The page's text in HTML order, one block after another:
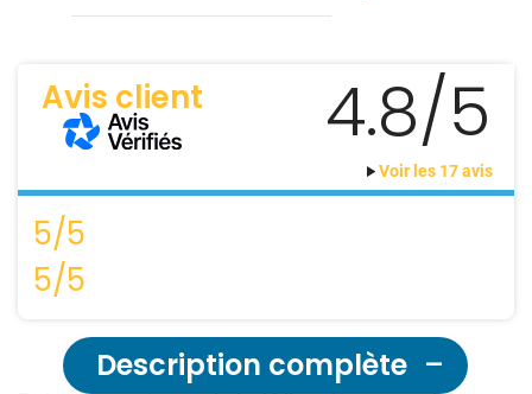
Avis client 4.8/5
Voir les 17 avis
5/5
5/5
Description complète